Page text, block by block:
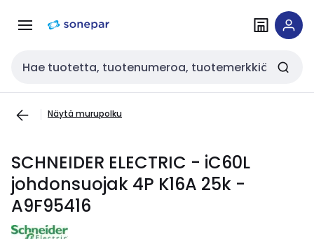
navigointiinsisältöön
Haku
Näytä murupolku
SCHNEIDER ELECTRIC - iC60L
johdonsuojak 4P K16A 25k -
A9F95416